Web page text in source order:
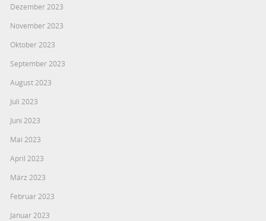
Dezember 2023
November 2023
Oktober 2023
September 2023
August 2023
Juli 2023
Juni 2023
Mai 2023
April 2023
März 2023
Februar 2023
Januar 2023